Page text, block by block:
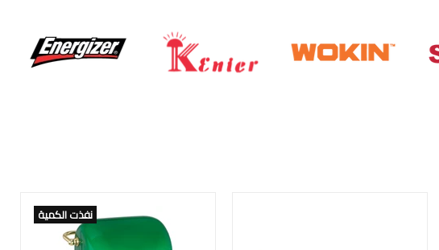
نفذت الكمية